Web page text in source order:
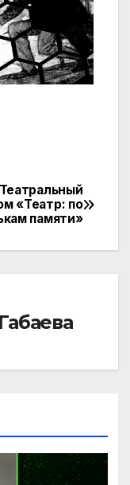
Театральный
«Театр: по
памяти»